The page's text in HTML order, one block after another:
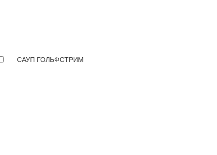
САУП ГОЛЬФСТРИМ